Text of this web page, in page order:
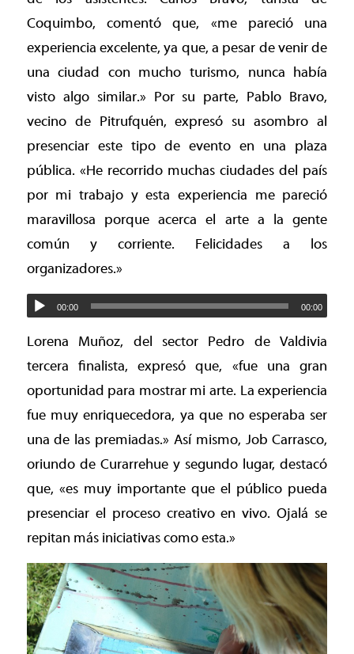
Coquimbo, comentó que, «me pareció una
experiencia excelente, ya que, a pesar de venir de
una ciudad con mucho turismo, nunca había
visto algo similar.» Por su parte, Pablo Bravo,
vecino de Pitrufquén, expresó su asombro al
presenciar este tipo de evento en una plaza
pública. «He recorrido muchas ciudades del país
por mi trabajo y esta experiencia me pareció
maravillosa porque acerca el arte a la gente
común y corriente. Felicidades a los
organizadores.»
00:00 00:00
Lorena Muñoz, del sector Pedro de Valdivia
tercera finalista, expresó que, «fue una gran
oportunidad para mostrar mi arte. La experiencia
fue muy enriquecedora, ya que no esperaba ser
una de las premiadas.» Así mismo, Job Carrasco,
oriundo de Curarrehue y segundo lugar, destacó
que, «es muy importante que el público pueda
presenciar el proceso creativo en vivo. Ojalá se
repitan más iniciativas como esta.»